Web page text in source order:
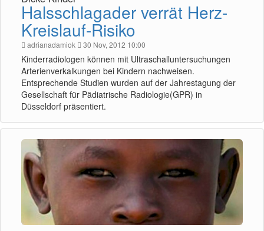
Halsschlagader verrät Herz-
Kreislauf-Risiko
adrianadamiok 30 Nov, 2012 10:00
Kinderradiologen können mit Ultraschalluntersuchungen
Arterienverkalkungen bei Kindern nachweisen.
Entsprechende Studien wurden auf der Jahrestagung der
Gesellschaft für Pädiatrische Radiologie(GPR) in
Düsseldorf präsentiert.